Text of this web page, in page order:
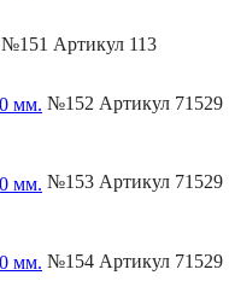
№151 Артикул 113
№152 Артикул 71529
№153 Артикул 71529
№154 Артикул 71529